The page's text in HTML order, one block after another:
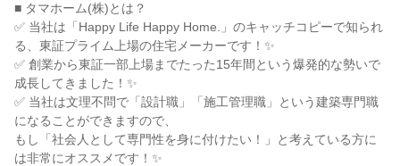
■ タマホーム(株)とは？
✅ 当社は「Happy Life Happy Home.」のキャッチコピーで知られ
る、東証プライム上場の住宅メーカーです！✨
✅ 創業から東証一部上場までたった15年間という爆発的な勢いで
成長してきました！✨
✅ 当社は文理不問で「設計職」「施工管理職」という建築専門職
になることができますので、
もし「社会人として専門性を身に付けたい！」と考えている方に
は非常にオススメです！✨